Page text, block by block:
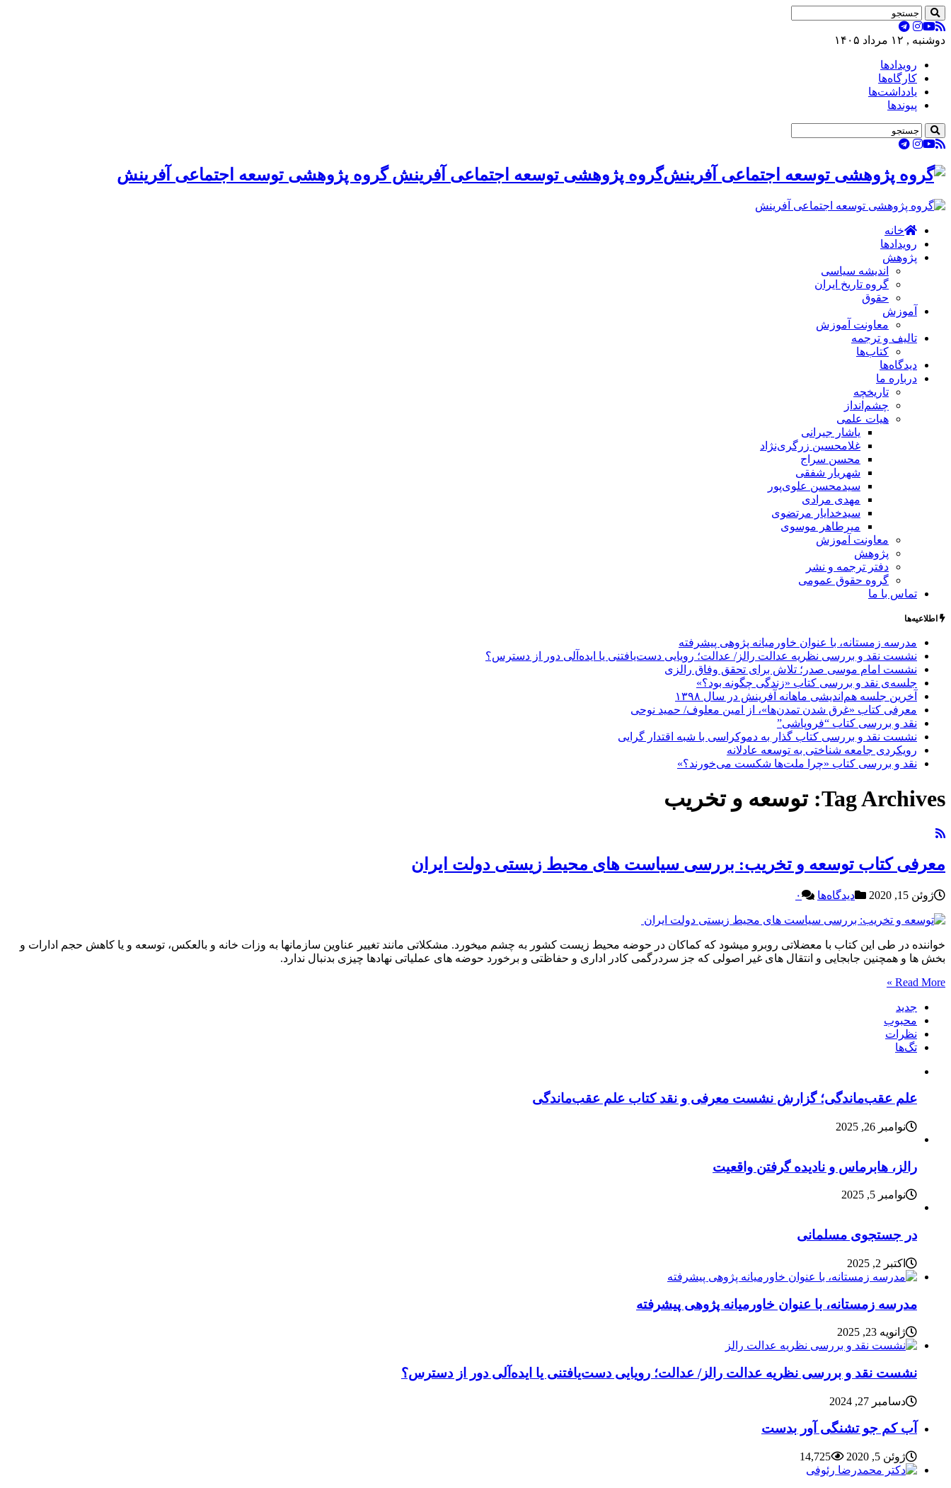
دوشنبه , ۱۲ مرداد ۱۴۰۵
رویدادها
کارگاه‌ها
یادداشت‌ها
پیوندها
گروه پژوهشی توسعه اجتماعی آفرینش گروه پژوهشی توسعه اجتماعی آفرینش
خانه
رویدادها
پژوهش
اندیشه سیاسی
گروه تاریخ ایران
حقوق
آموزش
معاونت آموزش
تالیف و ترجمه
کتاب‌ها
دیدگاه‌ها
درباره ما
تاریخچه
چشم‌انداز
هیات علمی
یاشار جیرانی
غلامحسین زرگری‌نژاد
محسن سراج
شهریار شفقی
سیدمحسن علوی‌پور
مهدی مرادی
سیدخدایار مرتضوی
میرطاهر موسوی
معاونت آموزش
پژوهش
دفتر ترجمه و نشر
گروه حقوق عمومی
تماس با ما
اطلاعیه‌ها
مدرسه زمستانه، با عنوان خاورمیانه پژوهی پیشرفته
نشست نقد و بررسی نظریه عدالت رالز/ عدالت؛ رویایی دست‌یافتنی یا ایده‌آلی دور از دسترس؟
نشست امام موسی صدر؛ تلاش برای تحقق وفاق رالزی
جلسه‌ی نقد و بررسی کتاب «زندگی چگونه بود؟»
آخرین جلسه هم‌اندیشی ماهانه آفرینش در سال ۱۳۹۸
معرفی کتاب «غرق شدن تمدن‌ها»، از امین معلوف/ حمید نوحی
نقد و بررسی کتاب “فروپاشی”
نشست نقد و بررسی کتاب گذار به دموکراسی با شبه اقتدار گرایی
رویکردی جامعه شناختی به توسعه عادلانه
نقد و بررسی کتاب «چرا ملت‌ها شکست می‌خورند؟»
Tag Archives: توسعه و تخریب
معرفی کتاب توسعه و تخریب: بررسی سیاست های محیط زیستی دولت ایران
ژوئن 15, 2020 دیدگاه‌ها ۰
خواننده در طی این کتاب با معضلاتی روبرو میشود که کماکان در حوضه محیط زیست کشور به چشم میخورد. مشکلاتی مانند تغییر عناوین سازمانها به وزات خانه و بالعکس، توسعه و یا کاهش حجم ادارات و
بخش ها و همچنین جابجایی و انتقال های غیر اصولی که جز سردرگمی کادر اداری و حفاظتی و برخورد حوضه های عملیاتی نهادها چیزی بدنبال ندارد.
Read More »
جدید
محبوب
نظرات
تگ‌ها
علم عقب‌ماندگی؛ گزارش نشست معرفی و نقد کتاب علم عقب‌ماندگی
نوامبر 26, 2025
رالز، هابرماس و نادیده گرفتن واقعیت
نوامبر 5, 2025
در جستجوی مسلمانی
اکتبر 2, 2025
مدرسه زمستانه، با عنوان خاورمیانه پژوهی پیشرفته
ژانویه 23, 2025
نشست نقد و بررسی نظریه عدالت رالز/ عدالت؛ رویایی دست‌یافتنی یا ایده‌آلی دور از دسترس؟
دسامبر 27, 2024
آب کم جو تشنگی آور بدست
ژوئن 5, 2020 14,725